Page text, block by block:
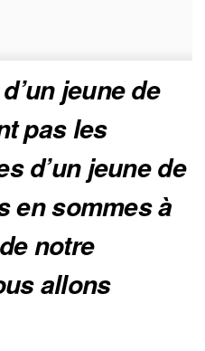
jeune de
pas les
d’un jeune de
en sommes à
notre
allons